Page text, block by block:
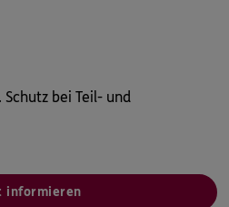
bei Teil- und
informieren